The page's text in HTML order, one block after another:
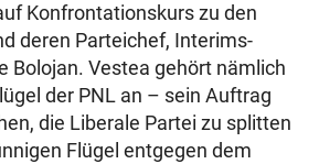
Konfrontationskurs zu den
deren Parteichef, Interims-
Bolojan. Vestea gehört nämlich
der PNL an – sein Auftrag
die Liberale Partei zu splitten
Flügel entgegen dem